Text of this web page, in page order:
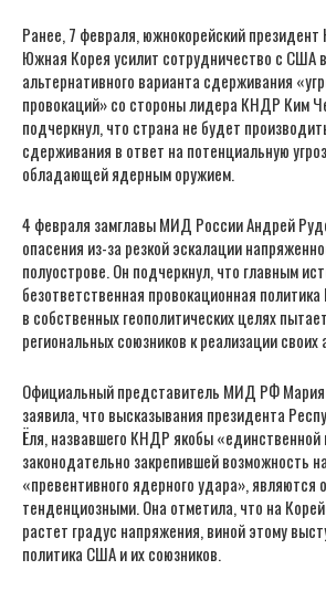
Ранее, 7 февраля, южнокорейский президент
Южная Корея усилит сотрудничество с США
альтернативного варианта сдерживания
провокаций» со стороны лидера КНДР Ким
подчеркнул, что страна не будет
сдерживания в ответ на потенциальную
обладающей ядерным оружием.
4 февраля замглавы МИД России Андрей
опасения из-за резкой эскалации
полуострове. Он подчеркнул, что главным
безответственная провокационная
в собственных геополитических целях
региональных союзников к реализации своих
Официальный представитель МИД РФ Мария
заявила, что высказывания президента
Ёля, назвавшего КНДР якобы «единственной
законодательно закрепившей возможность
«превентивного ядерного удара», являются
тенденциозными. Она отметила, что на
растет градус напряжения, виной этому
политика США и их союзников.